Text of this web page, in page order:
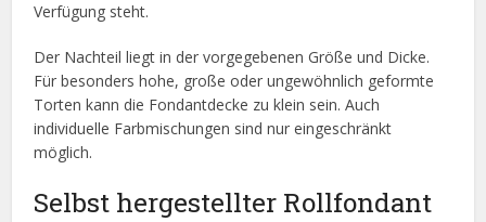
Verfügung steht.
Der Nachteil liegt in der vorgegebenen Größe und Dicke.
Für besonders hohe, große oder ungewöhnlich geformte
Torten kann die Fondantdecke zu klein sein. Auch
individuelle Farbmischungen sind nur eingeschränkt
möglich.
Selbst hergestellter Rollfondant